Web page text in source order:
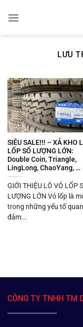
qua
LƯU
SIÊU SALE!!! – XẢ KHO
LỐP SỐ LƯỢNG LỚN:
Double Coin, Triangle,
LingLong, ChaoYang, …
GIỚI THIỆU LÔ VỎ LỐP
LƯỢNG LỚN Vỏ lốp là
trong những yếu tố
đảm...
CÔNG TY TNHH TM